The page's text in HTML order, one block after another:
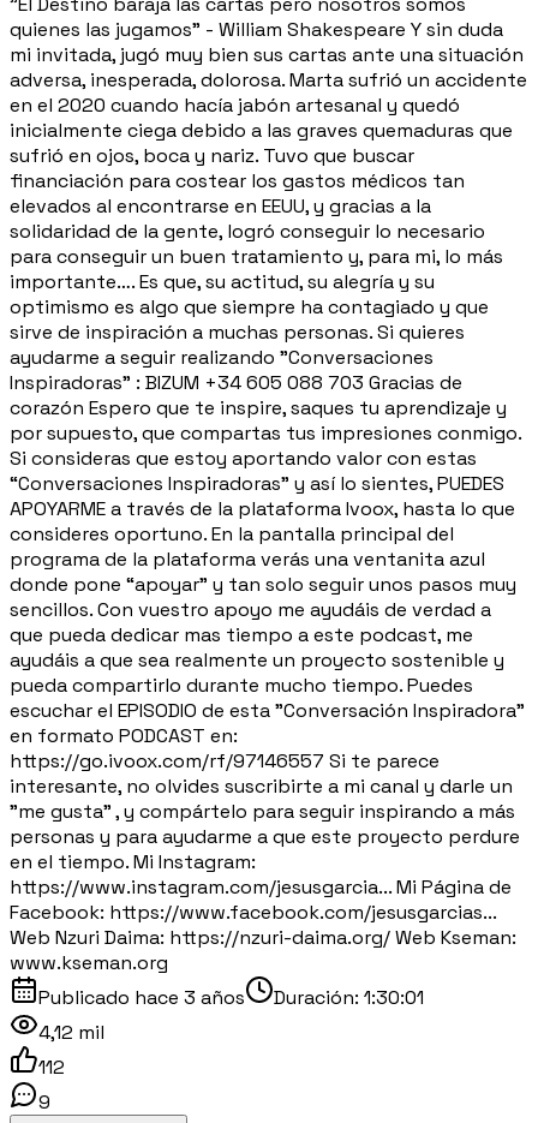
quienes las jugamos" - William Shakespeare Y sin duda
mi invitada, jugó muy bien sus cartas ante una situación
adversa, inesperada, dolorosa. Marta sufrió un accidente
en el 2020 cuando hacía jabón artesanal y quedó
inicialmente ciega debido a las graves quemaduras que
sufrió en ojos, boca y nariz. Tuvo que buscar
financiación para costear los gastos médicos tan
elevados al encontrarse en EEUU, y gracias a la
solidaridad de la gente, logró conseguir lo necesario
para conseguir un buen tratamiento y, para mi, lo más
importante…. Es que, su actitud, su alegría y su
optimismo es algo que siempre ha contagiado y que
sirve de inspiración a muchas personas. Si quieres
ayudarme a seguir realizando "Conversaciones
Inspiradoras" : BIZUM +34 605 088 703 Gracias de
corazón Espero que te inspire, saques tu aprendizaje y
por supuesto, que compartas tus impresiones conmigo.
Si consideras que estoy aportando valor con estas
“Conversaciones Inspiradoras” y así lo sientes, PUEDES
APOYARME a través de la plataforma Ivoox, hasta lo que
consideres oportuno. En la pantalla principal del
programa de la plataforma verás una ventanita azul
donde pone “apoyar” y tan solo seguir unos pasos muy
sencillos. Con vuestro apoyo me ayudáis de verdad a
que pueda dedicar mas tiempo a este podcast, me
ayudáis a que sea realmente un proyecto sostenible y
pueda compartirlo durante mucho tiempo. Puedes
escuchar el EPISODIO de esta "Conversación Inspiradora"
en formato PODCAST en:
https://go.ivoox.com/rf/97146557 Si te parece
interesante, no olvides suscribirte a mi canal y darle un
"me gusta" , y compártelo para seguir inspirando a más
personas y para ayudarme a que este proyecto perdure
en el tiempo. Mi Instagram:
https://www.instagram.com/jesusgarcia... Mi Página de
Facebook: https://www.facebook.com/jesusgarcias...
Web Nzuri Daima: https://nzuri-daima.org/ Web Kseman:
www.kseman.org
Publicado hace 3 años Duración: 1:30:01
4,12 mil
112
9